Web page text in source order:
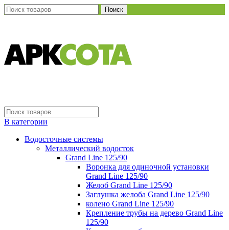
Поиск
В категории
Водосточные системы
Металлический водосток
Grand Line 125/90
Воронка для одиночной установки
Grand Line 125/90
Желоб Grand Line 125/90
Заглушка желоба Grand Line 125/90
колено Grand Line 125/90
Крепление трубы на дерево Grand Line
125/90